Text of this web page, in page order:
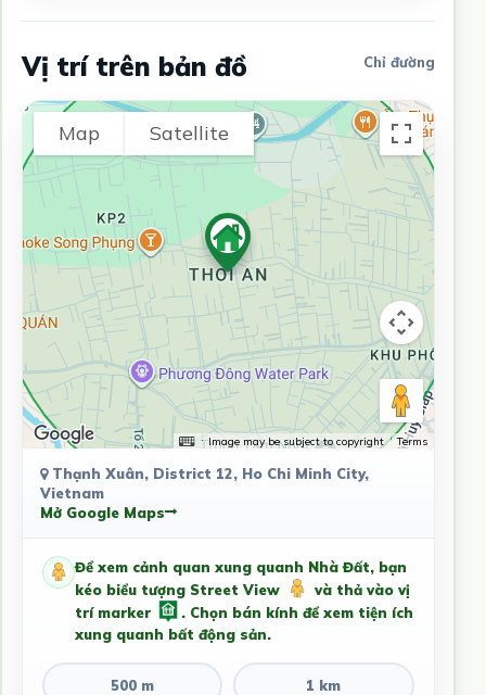
Vị trí trên bản đồ Chỉ đường
Map Satellite
Image may be subject to copyright Terms
Thạnh Xuân, District 12, Ho Chi Minh City,
Vietnam
Mở Google Maps
Để xem cảnh quan xung quanh Nhà Đất, bạn
kéo biểu tượng Street View
và thả vào vị
trí marker
. Chọn bán kính để xem tiện ích
xung quanh bất động sản.
500 m 1 km